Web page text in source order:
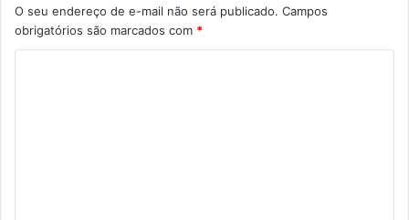
O seu endereço de e-mail não será publicado. Campos
obrigatórios são marcados com *